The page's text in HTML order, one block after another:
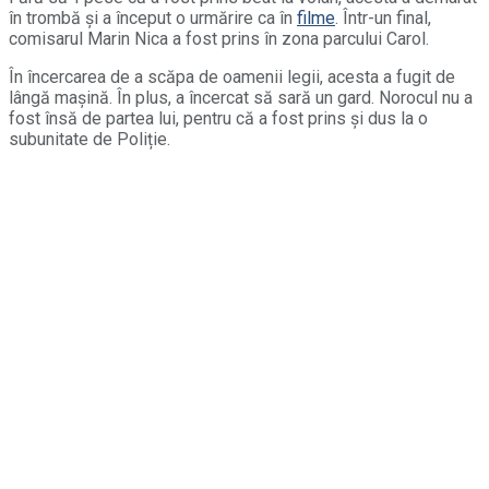
în trombă și a început o urmărire ca în filme. Într-un final,
comisarul Marin Nica a fost prins în zona parcului Carol.
În încercarea de a scăpa de oamenii legii, acesta a fugit de
lângă mașină. În plus, a încercat să sară un gard. Norocul nu a
fost însă de partea lui, pentru că a fost prins și dus la o
subunitate de Poliție.